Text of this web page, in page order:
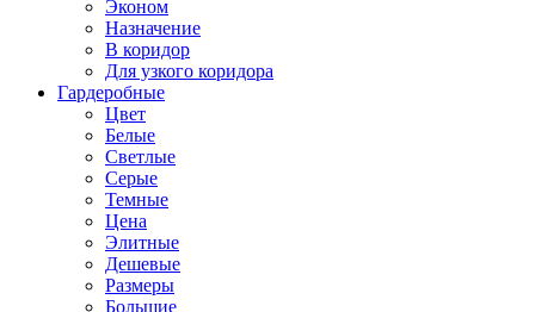
Эконом
Назначение
В коридор
Для узкого коридора
Гардеробные
Цвет
Белые
Светлые
Серые
Темные
Цена
Элитные
Дешевые
Размеры
Большие